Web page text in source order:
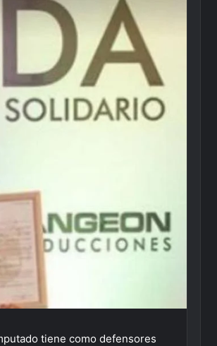
tiene como defensores